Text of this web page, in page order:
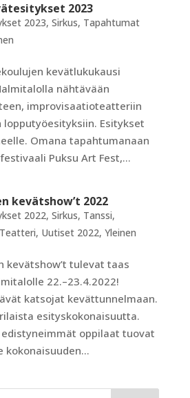
2023
2023, Sirkus, Tapahtumat
kevätlukukausi
nähtävään
improvisaatioteatteriin
lopputyöesityksiin. Esitykset
Omana tapahtumanaan
Puksu Art Fest,...
kevätshow’t 2022
2022, Sirkus, Tanssi,
Teatteri, Uutiset 2022, Yleinen
kevätshow’t tulevat taas
22.–23.4.2022!
katsojat kevättunnelmaan.
esityskokonaisuutta.
edistyneimmät oppilaat tuovat
kokonaisuuden...